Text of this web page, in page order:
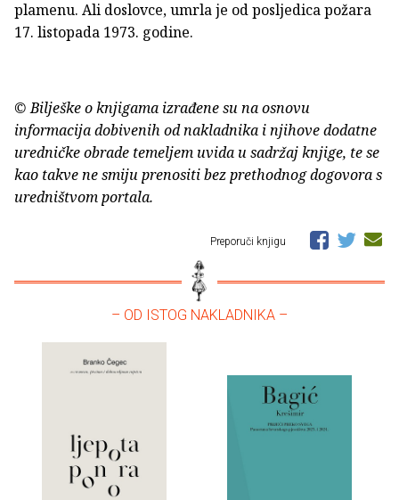
plamenu. Ali doslovce, umrla je od posljedica požara
17. listopada 1973. godine.
© Bilješke o knjigama izrađene su na osnovu
informacija dobivenih od nakladnika i njihove dodatne
uredničke obrade temeljem uvida u sadržaj knjige, te se
kao takve ne smiju prenositi bez prethodnog dogovora s
uredništvom portala.
Preporuči knjigu
– OD ISTOG NAKLADNIKA –